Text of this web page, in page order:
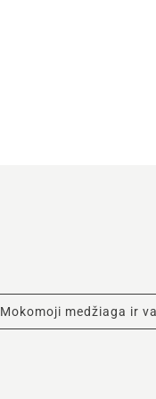
Mokomoji medžiaga ir